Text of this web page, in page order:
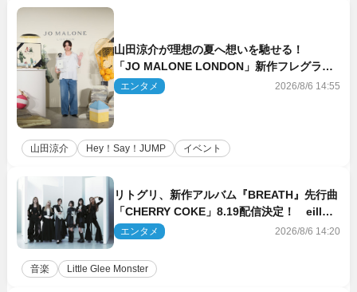
山田涼介が理想の夏へ想いを馳せる！
「JO MALONE LONDON」新作フレグラン
スを体験
エンタメ 2026/8/6 14:55
山田涼介 Hey！Say！JUMP イベント
リトグリ、新作アルバム『BREATH』先行曲
「CHERRY COKE」8.19配信決定！ eill書
き下ろしのラブソング
エンタメ 2026/8/6 14:20
音楽 Little Glee Monster